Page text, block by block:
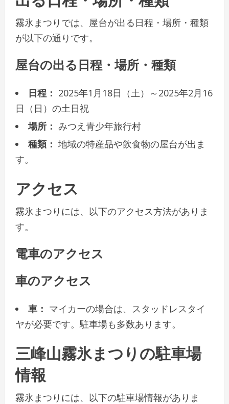
霧氷まつりでは、屋台が出る日程・場所・種類
が以下の通りです。
屋台の出る日程・場所・種類
日程： 2025年1月18日（土）～2025年2月16
日（日）の土日祝
場所： みつえ青少年旅行村
種類： 地域の特産品や飲食物の屋台が出ま
す。
アクセス
霧氷まつりには、以下のアクセス方法がありま
す。
電車のアクセス
車のアクセス
車： マイカーの場合は、スタッドレスタイ
ヤが必要です。駐車場も多数あります。
三峰山霧氷まつりの駐車場
情報
霧氷まつりには、以下の駐車場情報がありま